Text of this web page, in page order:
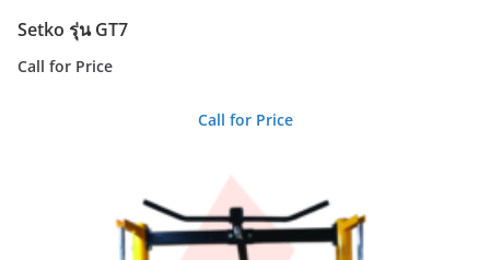
Setko รุ่น GT7
Call for Price
Call for Price